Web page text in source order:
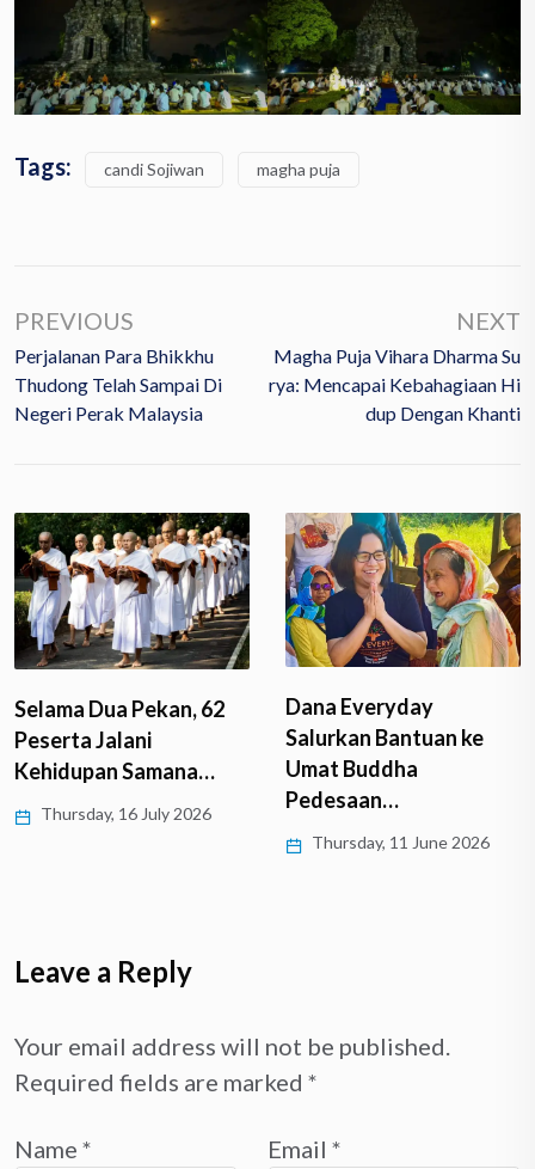
Tags: candi Sojiwan magha puja
PREVIOUS
Perjalanan Para Bhikkhu
Thudong Telah Sampai Di
Negeri Perak Malaysia
NEXT
Magha Puja Vihara Dharma Su
Rya: Mencapai Kebahagiaan Hi
Dup Dengan Khanti
Dua Pekan, 62
Jalani
Samana…
16 July 2026
Dana Everyday
Salurkan Bantuan ke
Umat Buddha
Pedesaan…
Thursday, 11 June 2026
Leave a Reply
Your email address will not be published.
Required fields are marked *
Name * Email *